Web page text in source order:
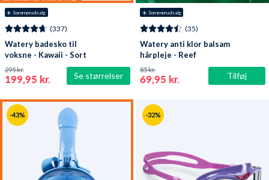
☀️ Sommerudsalg
Se størrelser
(337)
Watery badesko til
voksne - Kawaii - Sort
199,95 kr.
295 kr.
☀️ Sommerudsalg
Tilføj
(35)
Watery anti klor balsam
hårpleje - Reef
69,95 kr.
85 kr.
-43% -32%